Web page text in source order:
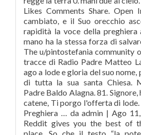
Likes Comments Share.
cambiato, e il Suo orecchio
rapidità la voce della preghiera
mano ha la stessa forza di
The u/pintostefania community
tracce di Radio Padre Matteo
ago a lode e gloria del suo nome,
di tutta la sua santa Chiesa.
Padre Baldo Alagna. 81.
catene, Ti porgo l'offerta di
Preghiera … da admin | Ago
Reddit gives you the best of